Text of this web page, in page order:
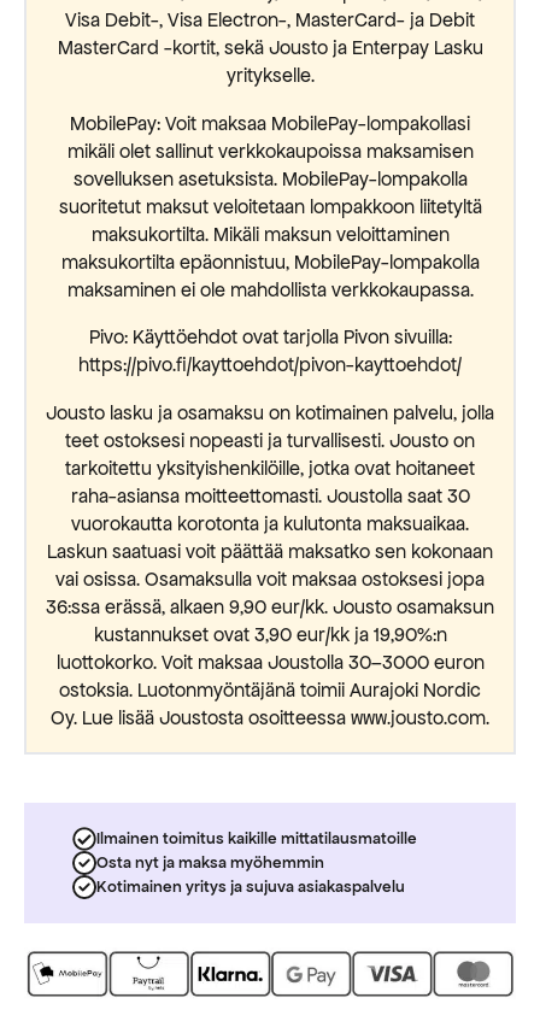
Visa Debit-, Visa Electron-, MasterCard- ja Debit
MasterCard -kortit, sekä Jousto ja Enterpay Lasku
yritykselle.
MobilePay: Voit maksaa MobilePay-lompakollasi
mikäli olet sallinut verkkokaupoissa maksamisen
sovelluksen asetuksista. MobilePay-lompakolla
suoritetut maksut veloitetaan lompakkoon liitetyltä
maksukortilta. Mikäli maksun veloittaminen
maksukortilta epäonnistuu, MobilePay-lompakolla
maksaminen ei ole mahdollista verkkokaupassa.
Pivo: Käyttöehdot ovat tarjolla Pivon sivuilla:
https://pivo.fi/kayttoehdot/pivon-kayttoehdot/
Jousto lasku ja osamaksu on kotimainen palvelu, jolla
teet ostoksesi nopeasti ja turvallisesti. Jousto on
tarkoitettu yksityishenkilöille, jotka ovat hoitaneet
raha-asiansa moitteettomasti. Joustolla saat 30
vuorokautta korotonta ja kulutonta maksuaikaa.
Laskun saatuasi voit päättää maksatko sen kokonaan
vai osissa. Osamaksulla voit maksaa ostoksesi jopa
36:ssa erässä, alkaen 9,90 eur/kk. Jousto osamaksun
kustannukset ovat 3,90 eur/kk ja 19,90%:n
luottokorko. Voit maksaa Joustolla 30–3000 euron
ostoksia. Luotonmyöntäjänä toimii Aurajoki Nordic
Oy. Lue lisää Joustosta osoitteessa www.jousto.com.
Ilmainen toimitus kaikille mittatilausmatoille
Osta nyt ja maksa myöhemmin
Kotimainen yritys ja sujuva asiakaspalvelu